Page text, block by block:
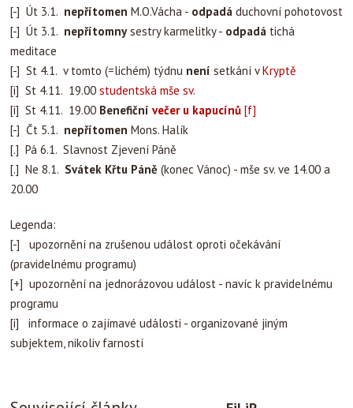
[-] Út 3.1. nepřítomen M.O.Vácha - odpadá duchovní pohotovost
[-] Út 3.1. nepřítomnysestry karmelitky - odpadá tichá
meditace
[-] St 4.1. v tomto (=lichém) týdnu není setkání vKryptě
[i] St 4.11. 19.00 studentská mše sv.
[i] St 4.11. 19.00 Benefiční večer u kapucínů [f]
[-] Čt 5.1. nepřítomen Mons. Halík
[.] Pá 6.1. Slavnost Zjevení Páně
[.] Ne 8.1. Svátek Křtu Páně (konec Vánoc) - mše sv. ve 14.00 a
20.00
Legenda:
[-] upozornění na zrušenou událost oproti očekávání
(pravidelnému programu)
[+] upozornění na jednorázovou událost - navíc k pravidelnému
programu
[i] informace o zajímavé události - organizované jiným
subjektem, nikoliv farností